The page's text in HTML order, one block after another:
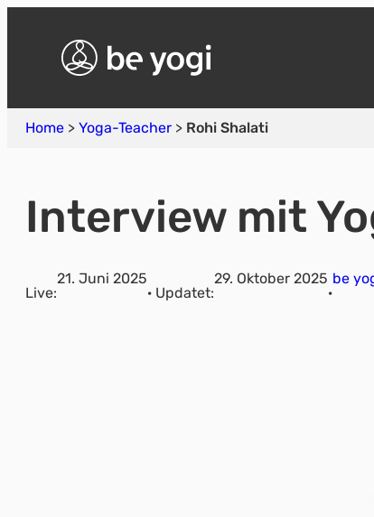
Home > Yoga-Teacher > Rohi Shalati
Interview mit
Live:
21. Juni 2025
· Updatet:
29. Oktober 2025
·
be